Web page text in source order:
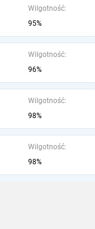
Wilgotność:
95%
Wilgotność:
96%
Wilgotność:
98%
Wilgotność:
98%